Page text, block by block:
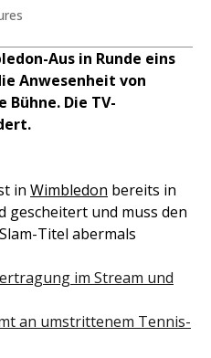
Aus in Runde eins
Anwesenheit von
Bühne. Die TV-
in Wimbledon bereits in
gescheitert und muss den
Titel abermals
im Stream und
an umstrittenem Tennis-